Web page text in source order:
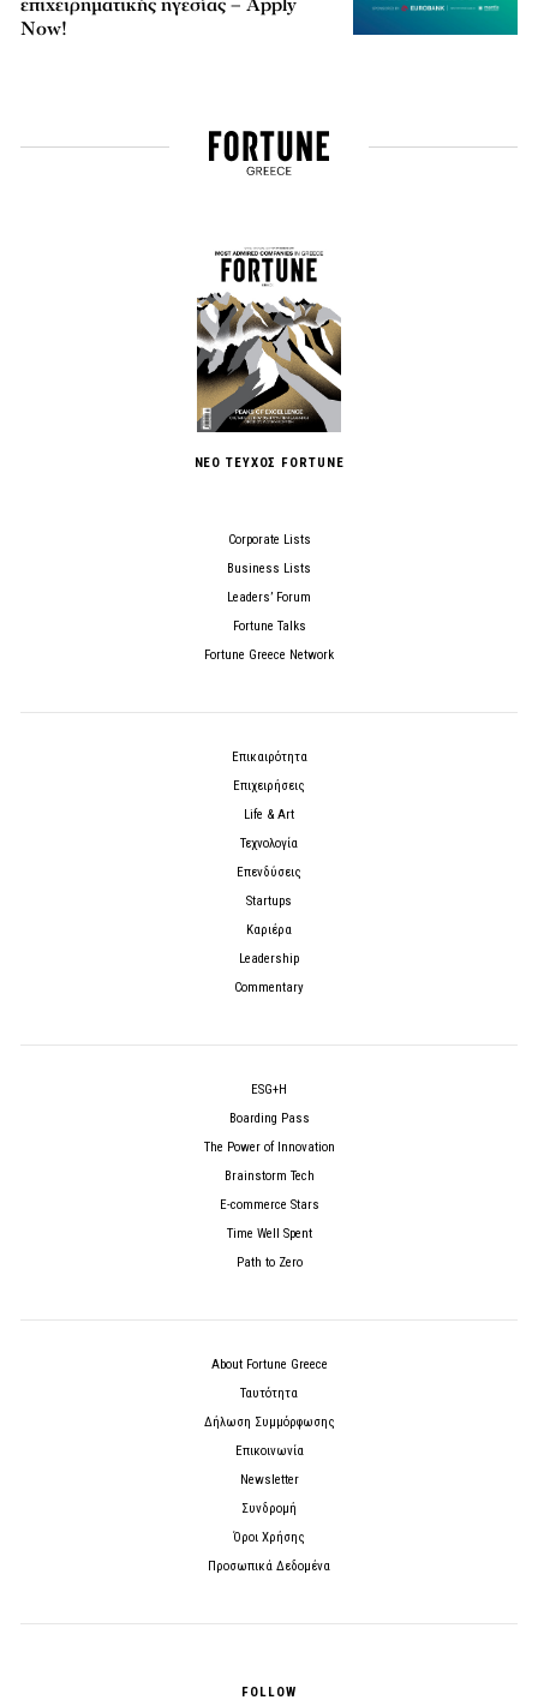
Now!
ΝΕΟ ΤΕΥΧΟΣ FORTUNE
Corporate Lists
Business Lists
Leaders’ Forum
Fortune Talks
Fortune Greece Network
Επικαιρότητα
Επιχειρήσεις
Life & Art
Τεχνολογία
Επενδύσεις
Startups
Καριέρα
Leadership
Commentary
ESG+H
Boarding Pass
The Power of Innovation
Brainstorm Tech
E-commerce Stars
Time Well Spent
Path to Zero
About Fortune Greece
Ταυτότητα
Δήλωση Συμμόρφωσης
Επικοινωνία
Newsletter
Συνδρομή
Όροι Χρήσης
Προσωπικά Δεδομένα
FOLLOW